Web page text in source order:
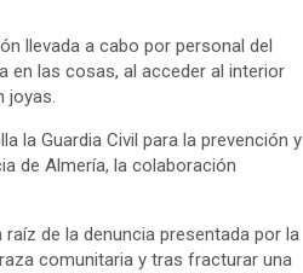
llevada a cabo por personal del
en las cosas, al acceder al interior
joyas.
la Guardia Civil para la prevención y
de Almería, la colaboración
de la denuncia presentada por la
comunitaria y tras fracturar una